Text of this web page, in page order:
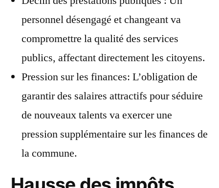
personnel désengagé et changeant va
compromettre la qualité des services
publics, affectant directement les citoyens.
Pression sur les finances: L’obligation de
garantir des salaires attractifs pour séduire
de nouveaux talents va exercer une
pression supplémentaire sur les finances de
la commune.